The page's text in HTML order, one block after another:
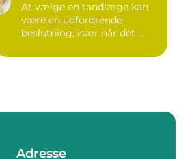
At vælge en tandlæge kan
være en udfordrende
beslutning, især når det ...
Adresse